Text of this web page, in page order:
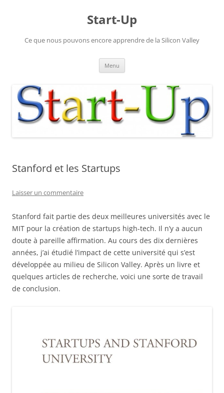
Start-Up
Ce que nous pouvons encore apprendre de la Silicon Valley
Menu
Stanford et les Startups
Laisser un commentaire
Stanford fait partie des deux meilleures universités avec le
MIT pour la création de startups high-tech. Il n’y a aucun
doute à pareille affirmation. Au cours des dix dernières
années, j’ai étudié l’impact de cette université qui s’est
développée au milieu de Silicon Valley. Après un livre et
quelques articles de recherche, voici une sorte de travail
de conclusion.